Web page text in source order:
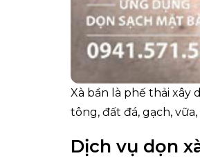
Xà bần là phế thải xây
tông, đất đá, gạch,
Dịch vụ dọn